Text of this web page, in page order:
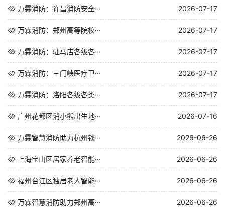
万霖消防：许昌消防安全··· 2026-07-17
万霖消防：郑州高等院校··· 2026-07-17
万霖消防：驻马店各级各··· 2026-07-17
万霖消防：三门峡医疗卫··· 2026-07-17
万霖消防：洛阳各级各类··· 2026-07-17
广州花都区消小熊出生地··· 2026-07-16
万霖智慧消防助力杭州钱··· 2026-06-26
上海宝山区居家养老智能··· 2026-06-26
福州台江区独居老人智能··· 2026-06-26
万霖智慧消防助力郑州高··· 2026-06-26